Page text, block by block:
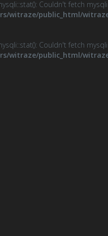
Couldn't fetch
witraze/public_html/
Couldn't fetch
witraze/public_html/